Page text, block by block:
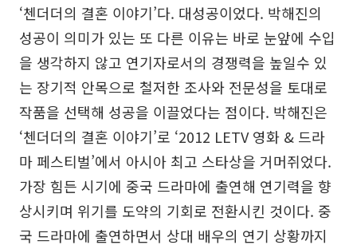
‘첸더더의 결혼 이야기’다. 대성공이었다. 박해진의
성공이 의미가 있는 또 다른 이유는 바로 눈앞에 수입
을 생각하지 않고 연기자로서의 경쟁력을 높일수 있
는 장기적 안목으로 철저한 조사와 전문성을 토대로
작품을 선택해 성공을 이끌었다는 점이다. 박해진은
‘첸더더의 결혼 이야기’로 ‘2012 LETV 영화 & 드라
마 페스티벌’에서 아시아 최고 스타상을 거머쥐었다.
가장 힘든 시기에 중국 드라마에 출연해 연기력을 향
상시키며 위기를 도약의 기회로 전환시킨 것이다. 중
국 드라마에 출연하면서 상대 배우의 연기 상황까지